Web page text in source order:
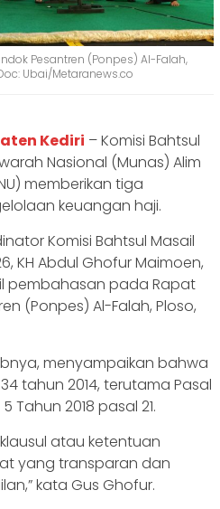
Pesantren (Ponpes) Al-Falah,
Ubai/Metaranews.co
Kediri – Komisi Bahtsul
Nasional (Munas) Alim
memberikan tiga
keuangan haji.
Komisi Bahtsul Masail
KH Abdul Ghofur Maimoen,
pembahasan pada Rapat
(Ponpes) Al-Falah, Ploso,
menyampaikan bahwa
tahun 2014, terutama Pasal
Tahun 2018 pasal 21.
atau ketentuan
yang transparan dan
kata Gus Ghofur.